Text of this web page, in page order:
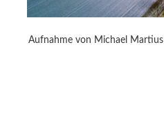
Aufnahme von Michael Martius